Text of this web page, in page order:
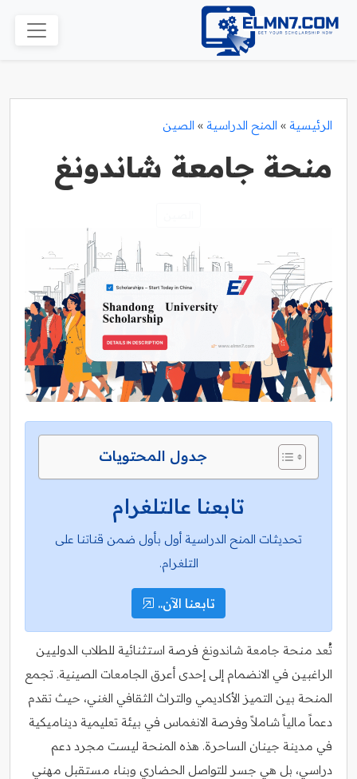
الرئيسية » المنح الدراسية » الصين
منحة جامعة شاندونغ
جدول المحتويات
تابعنا عالتلغرام
تحديثات المنح الدراسية أول بأول ضمن قناتنا على
التلغرام.
تابعنا الآن..
تُعد منحة جامعة شاندونغ فرصة استثنائية للطلاب الدوليين
الراغبين في الانضمام إلى إحدى أعرق الجامعات الصينية. تجمع
المنحة بين التميز الأكاديمي والتراث الثقافي الغني، حيث تقدم
دعماً مالياً شاملاً وفرصة الانغماس في بيئة تعليمية ديناميكية
في مدينة جينان الساحرة. هذه المنحة ليست مجرد دعم
دراسي، بل هي جسر للتواصل الحضاري وبناء مستقبل مهني